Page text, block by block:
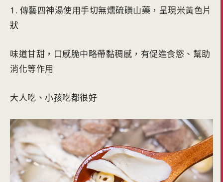
1. 傳藝四神湯使用手切無燻硫磺山藥，呈現米黃色片
狀
味道甘甜，口感脆中略帶黏稠感，有促進食慾、幫助
消化等作用
大人吃、小孩吃都很好